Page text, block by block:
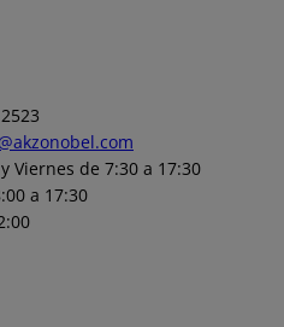
Viernes de 7:30 a 17:30
a 17:30